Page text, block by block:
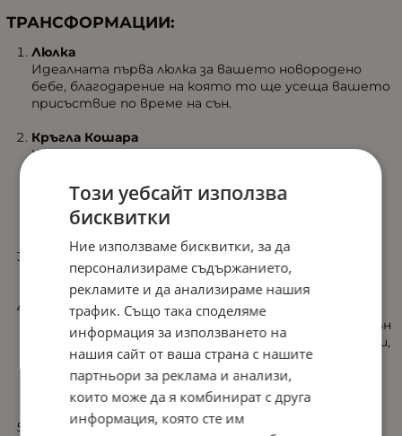
ТРАНСФОРМАЦИИ:
Люлка
Идеалната първа люлка за вашето новородено
бебе, благодарение на която то ще усеща вашето
присъствие по време на сън.
Кръгла Кошара
Характерната ѝ форма създава уютно гнездо и
Регулируемата ѝ височина и възможността да
расте заедно с детето я правят подходяща за
новородени от 0 до 6 месеца.
Детско креватче
Легло за бебета от 0 до 3 години
Детско креватче с отворена страна
Може да се преобразува в кошара за съвместен сън
благодарение на подвижните странични прегради,
в случай че искате да свържете леглото със
своето и да държите бебето близо до вас,
запазвайки удобството на вашето легло.
Детскa Кошара за игра
Този уебсайт използва
бисквитки
Ние използваме бисквитки, за да
персонализираме съдържанието,
рекламите и да анализираме нашия
трафик. Също така споделяме
информация за използването на
нашия сайт от ваша страна с нашите
партньори за реклама и анализи,
които може да я комбинират с друга
информация, която сте им